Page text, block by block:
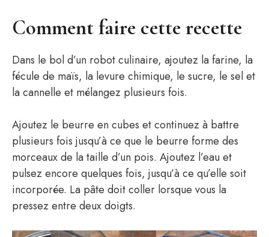
Comment faire cette recette
Dans le bol d’un robot culinaire, ajoutez la farine, la
fécule de maïs, la levure chimique, le sucre, le sel et
la cannelle et mélangez plusieurs fois.
Ajoutez le beurre en cubes et continuez à battre
plusieurs fois jusqu’à ce que le beurre forme des
morceaux de la taille d’un pois. Ajoutez l’eau et
pulsez encore quelques fois, jusqu’à ce qu’elle soit
incorporée. La pâte doit coller lorsque vous la
pressez entre deux doigts.